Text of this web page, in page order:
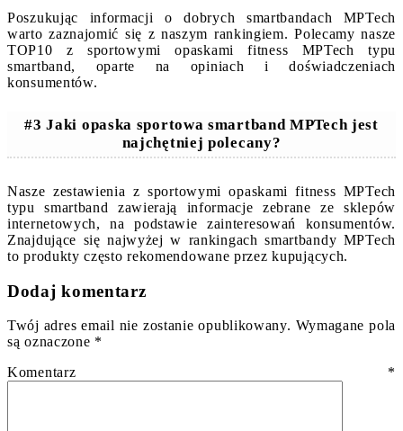
Poszukując informacji o dobrych smartbandach MPTech
warto zaznajomić się z naszym rankingiem. Polecamy nasze
TOP10 z sportowymi opaskami fitness MPTech typu
smartband, oparte na opiniach i doświadczeniach
konsumentów.
#3 Jaki opaska sportowa smartband MPTech jest
najchętniej polecany?
Nasze zestawienia z sportowymi opaskami fitness MPTech
typu smartband zawierają informacje zebrane ze sklepów
internetowych, na podstawie zainteresowań konsumentów.
Znajdujące się najwyżej w rankingach smartbandy MPTech
to produkty często rekomendowane przez kupujących.
Dodaj komentarz
Twój adres email nie zostanie opublikowany. Wymagane pola
są oznaczone *
Komentarz *